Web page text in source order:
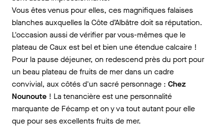
Vous êtes venus pour elles, ces magnifiques falaises
blanches auxquelles la Côte d’Albâtre doit sa réputation.
L'occasion aussi de vérifier par vous-mêmes que le
plateau de Caux est bel et bien une étendue calcaire !
Pour la pause déjeuner, on redescend près du port pour
un beau plateau de fruits de mer dans un cadre
convivial, aux côtés d'un sacré personnage : Chez
Nounoute ! La tenancière est une personnalité
marquante de Fécamp et on y va tout autant pour elle
que pour ses excellents fruits de mer.